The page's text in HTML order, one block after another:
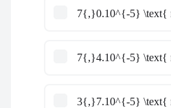
7{,}0.10^{-5} \text{
7{,}4.10^{-5} \text{
3{,}7.10^{-5} \text{